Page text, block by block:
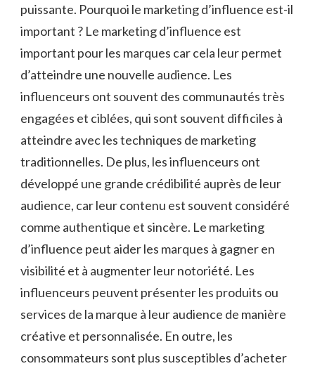
puissante. Pourquoi le marketing d’influence est-il
important ? Le marketing d’influence est
important pour les marques car cela leur permet
d’atteindre une nouvelle audience. Les
influenceurs ont souvent des communautés très
engagées et ciblées, qui sont souvent difficiles à
atteindre avec les techniques de marketing
traditionnelles. De plus, les influenceurs ont
développé une grande crédibilité auprès de leur
audience, car leur contenu est souvent considéré
comme authentique et sincère. Le marketing
d’influence peut aider les marques à gagner en
visibilité et à augmenter leur notoriété. Les
influenceurs peuvent présenter les produits ou
services de la marque à leur audience de manière
créative et personnalisée. En outre, les
consommateurs sont plus susceptibles d’acheter